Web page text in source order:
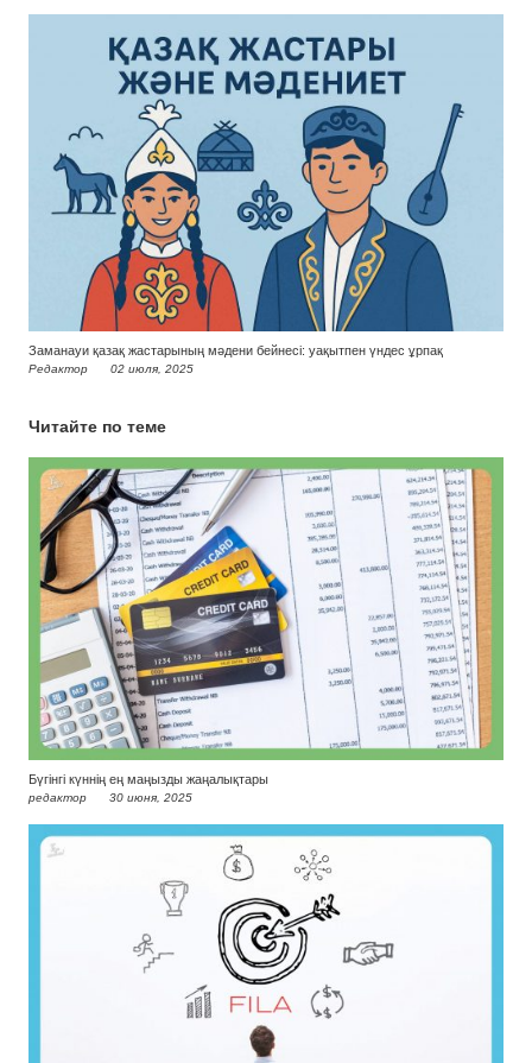
Заманауи қазақ жастарының мәдени бейнесі: уақытпен үндес ұрпақ
Редактор 02 июля, 2025
Читайте по теме
Бүгінгі күннің ең маңызды жаңалықтары
редактор 30 июня, 2025